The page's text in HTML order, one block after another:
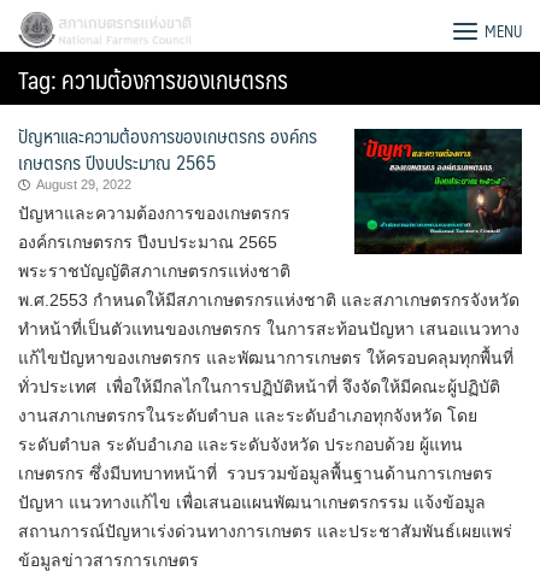
Skip
content
Search
for:
สภาเกษตรกรแห่งชาติ MENU
Tag:ความต้องการของเกษตรกร
ปัญหาและความต้องการของเกษตรกร องค์กร
เกษตรกร ปีงบประมาณ 2565
August 29, 2022
ปัญหาและความต้องการของเกษตรกร
องค์กรเกษตรกร ปีงบประมาณ 2565
พระราชบัญญัติสภาเกษตรกรแห่งชาติ
พ.ศ.2553 กำหนดให้มีสภาเกษตรกรแห่งชาติ และสภาเกษตรกรจังหวัด
ทำหน้าที่เป็นตัวแทนของเกษตรกร ในการสะท้อนปัญหา เสนอแนวทาง
แก้ไขปัญหาของเกษตรกร และพัฒนาการเกษตร ให้ครอบคลุมทุกพื้นที่
ทั่วประเทศ เพื่อให้มีกลไกในการปฏิบัติหน้าที่ จึงจัดให้มีคณะผู้ปฏิบัติ
งานสภาเกษตรกรในระดับตำบล และระดับอำเภอทุกจังหวัด โดย
ระดับตำบล ระดับอำเภอ และระดับจังหวัด ประกอบด้วย ผู้แทน
เกษตรกร ซึ่งมีบทบาทหน้าที่ รวบรวมข้อมูลพื้นฐานด้านการเกษตร
ปัญหา แนวทางแก้ไข เพื่อเสนอแผนพัฒนาเกษตรกรรม แจ้งข้อมูล
สถานการณ์ปัญหาเร่งด่วนทางการเกษตร และประชาสัมพันธ์เผยแพร่
ข้อมูลข่าวสารการเกษตร